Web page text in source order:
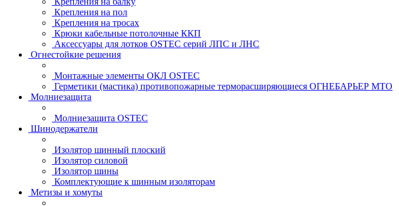
Крепления на пол
Крепления на тросах
Крюки кабельные потолочные ККП
Аксессуары для лотков OSTEC серий ЛПС и ЛНС
Огнестойкие решения
Монтажные элементы ОКЛ OSTEC
Герметики (мастика) противопожарные терморасширяющиеся ОГНЕБАРЬЕР МТО
Молниезащита
Молниезащита OSTEC
Шинодержатели
Изолятор шинный плоский
Изолятор силовой
Изолятор шины
Комплектующие к шинным изоляторам
Метизы и хомуты